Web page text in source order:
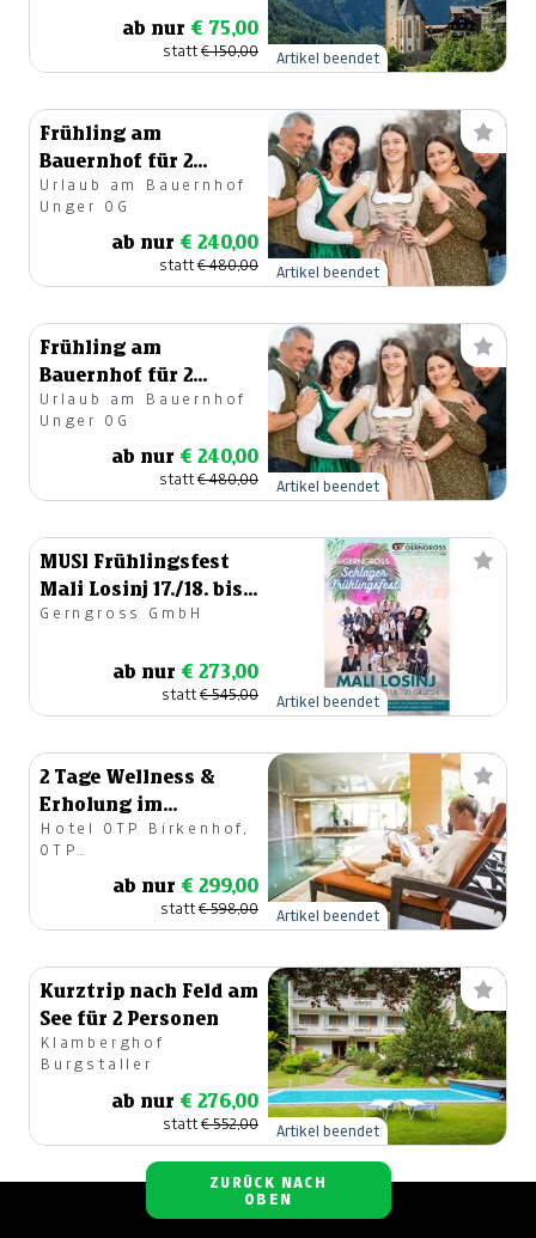
ab nur € 75,00
statt€ 150,00 Artikel beendet
Frühling am
Bauernhof für 2
Personen
Urlaub am Bauernhof
Unger OG
ab nur € 240,00
statt€ 480,00 Artikel beendet
Frühling am
Bauernhof für 2
Personen
Urlaub am Bauernhof
Unger OG
ab nur € 240,00
statt€ 480,00 Artikel beendet
MUSI Frühlingsfest
Mali Losinj 17./18. bis
21. April 2024
Gerngross GmbH
ab nur € 273,00
statt€ 545,00 Artikel beendet
2 Tage Wellness &
Erholung im
Birkenhof
Hotel OTP Birkenhof,
OTP
ab nur € 299,00
statt€ 598,00 Artikel beendet
Kurztrip nach Feld am
See für 2 Personen
Klamberghof
Burgstaller
ab nur € 276,00
statt€ 552,00 Artikel beendet
ZURÜCK NACH
OBEN